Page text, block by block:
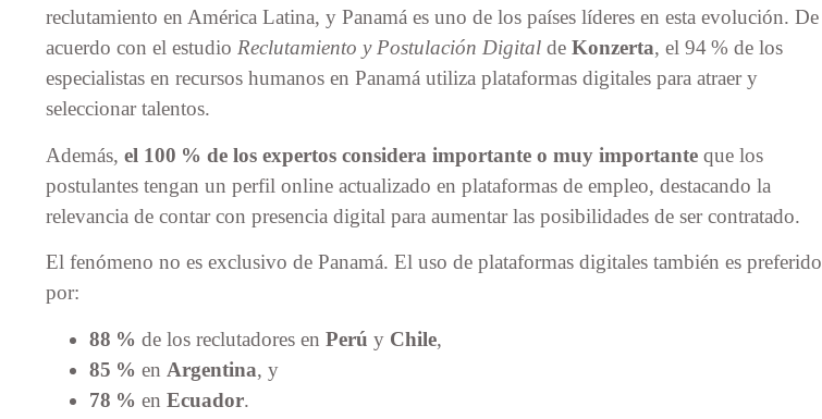
reclutamiento en América Latina, y Panamá es uno de los países líderes en esta evolución. De
acuerdo con el estudio Reclutamiento y Postulación Digital de Konzerta, el 94 % de los
especialistas en recursos humanos en Panamá utiliza plataformas digitales para atraer y
seleccionar talentos.
Además, el 100 % de los expertos considera importante o muy importante que los
postulantes tengan un perfil online actualizado en plataformas de empleo, destacando la
relevancia de contar con presencia digital para aumentar las posibilidades de ser contratado.
El fenómeno no es exclusivo de Panamá. El uso de plataformas digitales también es preferido
por:
88 % de los reclutadores en Perú y Chile,
85 % en Argentina, y
78 % en Ecuador.